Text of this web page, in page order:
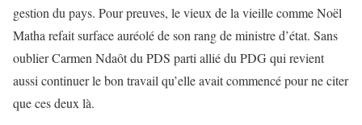
gestion du pays. Pour preuves, le vieux de la vieille comme Noël
Matha refait surface auréolé de son rang de ministre d’état. Sans
oublier Carmen Ndaôt du PDS parti allié du PDG qui revient
aussi continuer le bon travail qu’elle avait commencé pour ne citer
que ces deux là.